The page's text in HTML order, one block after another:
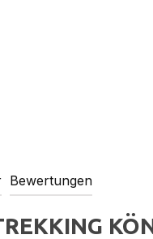
Bewertungen